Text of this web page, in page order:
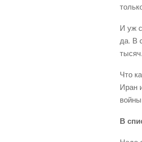
И уж
да. В
Что
Иран
В